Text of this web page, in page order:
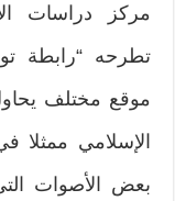
مركز دراسات
تطرحه “رابطة
موقع مختلف
الإسلامي ممثلا
بعض الأصوات